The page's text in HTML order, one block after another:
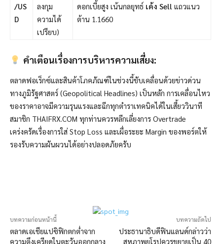
/US
D
ลงกุม
ความได้
เปรียบ)
ดอกเบี้ยสูง เน้นกลยุทธ์ เด้ง Sell แถวแนว
ต้าน 1.1660
คำเตือนเรื่องการบริหารความเสี่ยง:
ตลาดฟอเร็กซ์และสินค้าโภคภัณฑ์ในช่วงนี้ขับเคลื่อนด้วยข่าวด่วน
ทางภูมิรัฐศาสตร์ (Geopolitical Headlines) เป็นหลัก การเคลื่อนไหว
ของราคาอาจมีความรุนแรงและฉีกทุกตำราเทคนิคได้ในเสี้ยววินาที
สมาชิก THAIFRX.COM ทุกท่านควรหลีกเลี่ยงการ Overtrade
เคร่งครัดเรื่องการใส่ Stop Loss และเผื่อระยะ Margin ของพอร์ตให้
รองรับความผันผวนได้อย่างปลอดภัยครับ
บทความก่อนหน้านี้
ตลาดเอเชียแปซิฟิกตกต่ำจาก
ความตึงเครียดในตะวันออกกลาง
บทความถัดไป
ประธานาธิบดีฟินแลนด์กล่าวว่า
สหภาพยุโรปควรขยายเป็น 40